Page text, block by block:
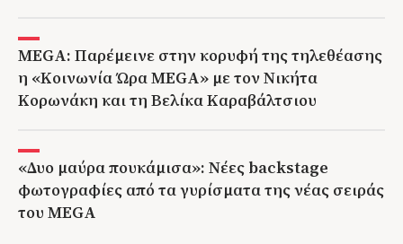
MEGA: Παρέμεινε στην κορυφή της τηλεθέασης
η «Κοινωνία Ώρα MEGA» με τον Νικήτα
Κορωνάκη και τη Βελίκα Καραβάλτσιου
«Δυο μαύρα πουκάμισα»: Νέες backstage
φωτογραφίες από τα γυρίσματα της νέας σειράς
του MEGA